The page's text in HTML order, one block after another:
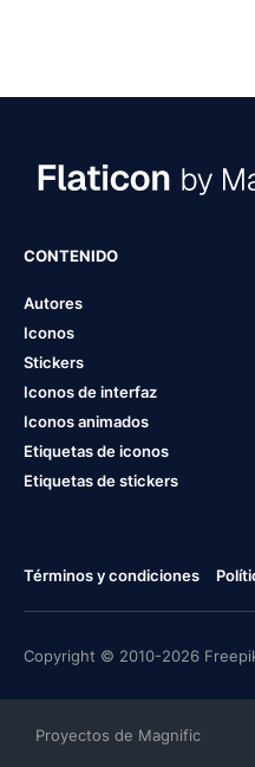
CONTENIDO
Autores
Iconos
Stickers
Iconos de interfaz
Iconos animados
Etiquetas de iconos
Etiquetas de stickers
Términos y condiciones
Copyright © 2010-2026
Proyectos de Magnific